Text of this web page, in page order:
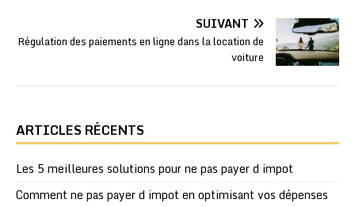
SUIVANT
Régulation des paiements en ligne dans la location de
voiture
ARTICLES RÉCENTS
Les 5 meilleures solutions pour ne pas payer d impot
Comment ne pas payer d impot en optimisant vos dépenses